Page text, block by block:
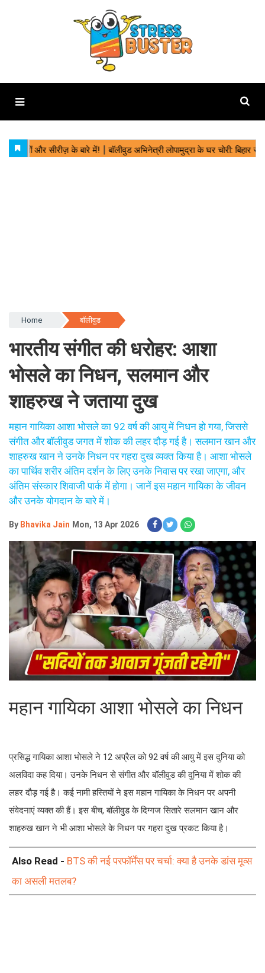
Home बॉलीवुड
भारतीय संगीत की धरोहर: आशा
भोसले का निधन, सलमान और
शाहरुख ने जताया दुख
महान गायिका आशा भोसले का 92 वर्ष की आयु में निधन हो गया, जिससे
संगीत और बॉलीवुड जगत में शोक की लहर दौड़ गई है। सलमान खान और
शाहरुख खान ने उनके निधन पर गहरा दुख व्यक्त किया है। आशा भोसले
का पार्थिव शरीर अंतिम दर्शन के लिए उनके निवास पर रखा जाएगा, और
अंतिम संस्कार शिवाजी पार्क में होगा। जानें इस महान गायिका के जीवन
और उनके योगदान के बारे में।
By Bhavika Jain Mon, 13 Apr 2026
महान गायिका आशा भोसले का निधन
प्रसिद्ध गायिका आशा भोसले ने 12 अप्रैल को 92 वर्ष की आयु में इस दुनिया को
अलविदा कह दिया। उनके निधन से संगीत और बॉलीवुड की दुनिया में शोक की
लहर दौड़ गई है। कई नामी हस्तियों ने इस महान गायिका के निधन पर अपनी
संवेदनाएं व्यक्त की हैं। इस बीच, बॉलीवुड के दिग्गज सितारे सलमान खान और
शाहरुख खान ने भी आशा भोसले के निधन पर गहरा दुख प्रकट किया है।
Also Read - BTS की नई परफॉर्मेंस पर चर्चा: क्या है उनके डांस मूव्स
का असली मतलब?